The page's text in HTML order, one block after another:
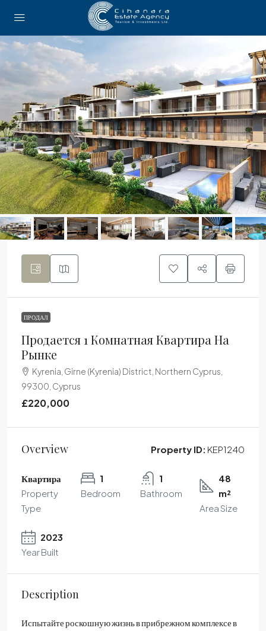
ПРОДАЛ
Продается 1 Комнатная Квартира На
Рынке
Kyrenia, Girne (Kyrenia) District, Northern Cyprus,
99300, Cyprus
£220,000
Overview Property ID: KEP1240
Квартира
Property
Type
1
Bedroom
1
Bathroom
48
m²
Area Size
2023
Year Built
Description
Испытайте роскошную жизнь в прибрежном комплексе в